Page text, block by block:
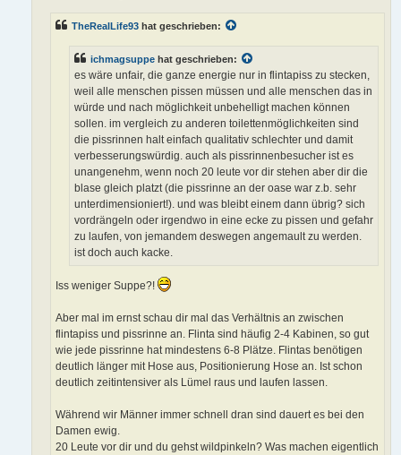
TheRealLife93 hat geschrieben:
ichmagsuppe hat geschrieben:
es wäre unfair, die ganze energie nur in flintapiss zu stecken,
weil alle menschen pissen müssen und alle menschen das in
würde und nach möglichkeit unbehelligt machen können
sollen. im vergleich zu anderen toilettenmöglichkeiten sind
die pissrinnen halt einfach qualitativ schlechter und damit
verbesserungswürdig. auch als pissrinnenbesucher ist es
unangenehm, wenn noch 20 leute vor dir stehen aber dir die
blase gleich platzt (die pissrinne an der oase war z.b. sehr
unterdimensioniert!). und was bleibt einem dann übrig? sich
vordrängeln oder irgendwo in eine ecke zu pissen und gefahr
zu laufen, von jemandem deswegen angemault zu werden.
ist doch auch kacke.
Iss weniger Suppe?!
Aber mal im ernst schau dir mal das Verhältnis an zwischen
flintapiss und pissrinne an. Flinta sind häufig 2-4 Kabinen, so gut
wie jede pissrinne hat mindestens 6-8 Plätze. Flintas benötigen
deutlich länger mit Hose aus, Positionierung Hose an. Ist schon
deutlich zeitintensiver als Lümel raus und laufen lassen.
Während wir Männer immer schnell dran sind dauert es bei den
Damen ewig.
20 Leute vor dir und du gehst wildpinkeln? Was machen eigentlich